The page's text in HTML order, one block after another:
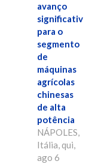
avanço
significativo
para o
segmento
de
máquinas
agrícolas
chinesas
de alta
potência
NÁPOLES,
Itália, qui,
ago 6